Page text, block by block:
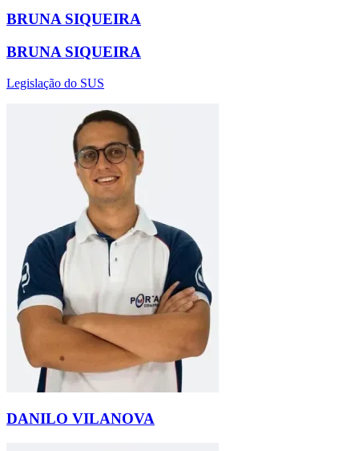
BRUNA SIQUEIRA
BRUNA SIQUEIRA
Legislação do SUS
DANILO VILANOVA